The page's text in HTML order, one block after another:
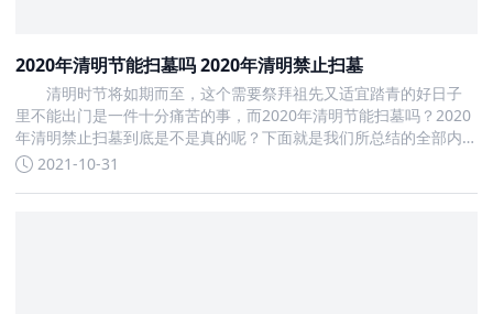
2020年清明节能扫墓吗 2020年清明禁止扫墓
清明时节将如期而至，这个需要祭拜祖先又适宜踏青的好日子
里不能出门是一件十分痛苦的事，而2020年清明节能扫墓吗？2020
年清明禁止扫墓到底是不是真的呢？下面就是我们所总结的全部内
容 2021-10-31